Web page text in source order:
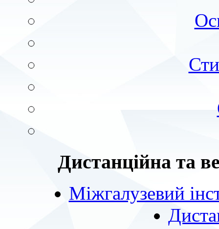
Дистанційна та
Міжгалузевий